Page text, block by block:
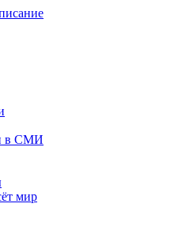
в СМИ
мир